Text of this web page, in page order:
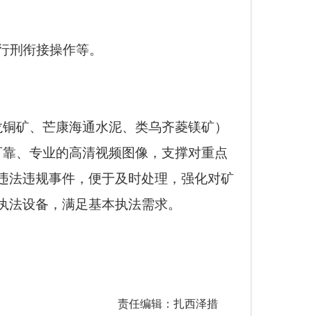
刑衔接操作等。
矿、芒康海通水泥、类乌齐菱镁矿）
、专业的高清视频图像，支撑对重点
法违规事件，便于及时处理，强化对矿
法设备，满足基本执法需求。
责任编辑：扎西泽措